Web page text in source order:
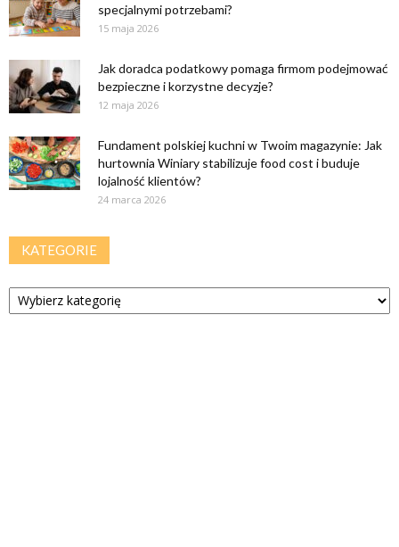
specjalnymi potrzebami?
15 maja 2026
Jak doradca podatkowy pomaga firmom podejmować
bezpieczne i korzystne decyzje?
12 maja 2026
Fundament polskiej kuchni w Twoim magazynie: Jak
hurtownia Winiary stabilizuje food cost i buduje
lojalność klientów?
24 marca 2026
KATEGORIE
Kategorie